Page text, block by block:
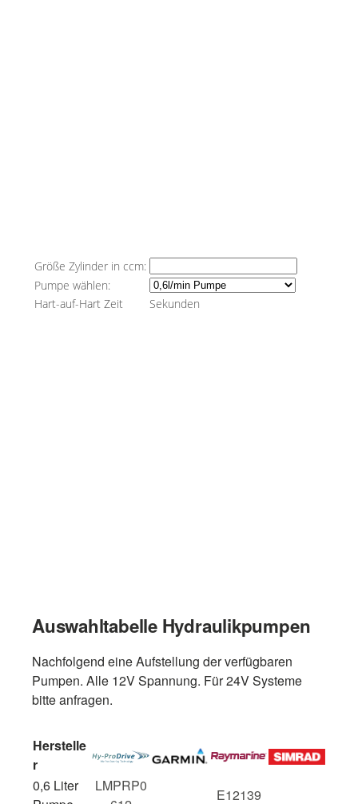
Auswahltabelle Hydraulikpumpen
Nachfolgend eine Aufstellung der verfügbaren
Pumpen. Alle 12V Spannung. Für 24V Systeme
bitte anfragen.
Herstelle
r
0,6 Liter
LMPRP0
E12139